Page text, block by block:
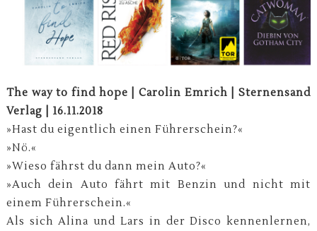
The way to find hope | Carolin Emrich | Sternensand
Verlag | 16.11.2018
»Hast du eigentlich einen Führerschein?«
»Nö.«
»Wieso fährst du dann mein Auto?«
»Auch dein Auto fährt mit Benzin und nicht mit
einem Führerschein.«
Als sich Alina und Lars in der Disco kennenlernen,